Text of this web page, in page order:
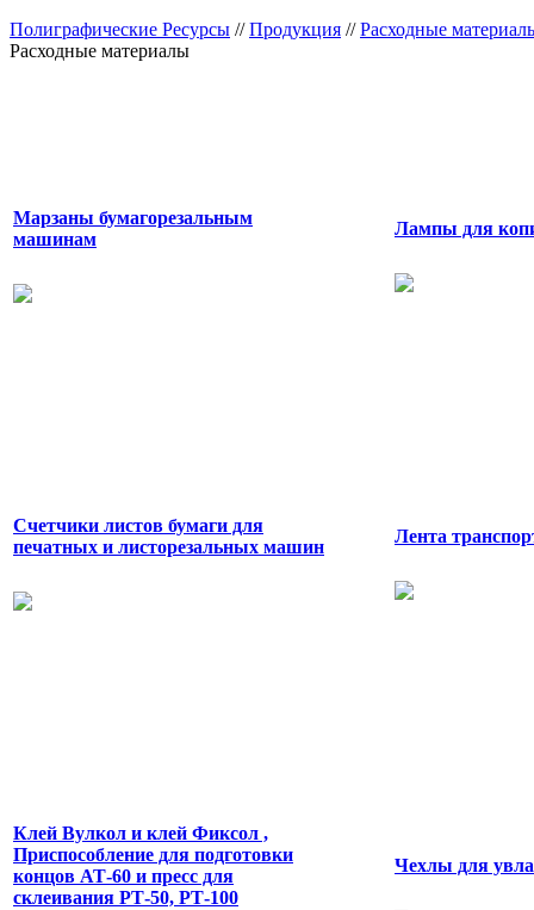
Полиграфические Ресурсы //Продукция //Расходные
Расходные материалы
Марзаны бумагорезальным
машинам
Лампы для
Счетчики листов бумаги для
печатных и листорезальных машин
Лента
Клей Вулкол и клей Фиксол ,
Приспособление для подготовки
концов АТ-60 и пресс для
склеивания РТ-50, РТ-100
Чехлы для